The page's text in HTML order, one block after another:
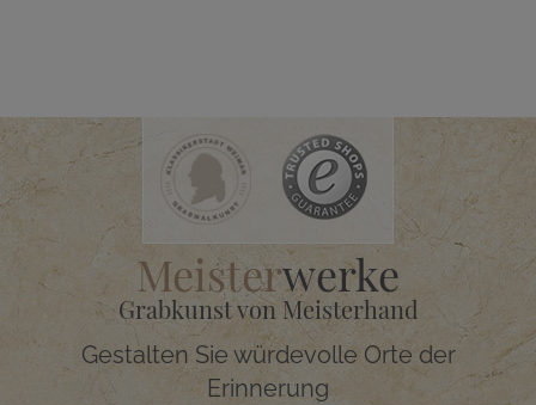
Meisterwerke
Grabkunst von Meisterhand
Gestalten Sie würdevolle Orte der
Erinnerung